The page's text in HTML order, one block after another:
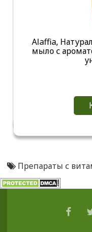
Alaffia,
мыло с
Препараты с